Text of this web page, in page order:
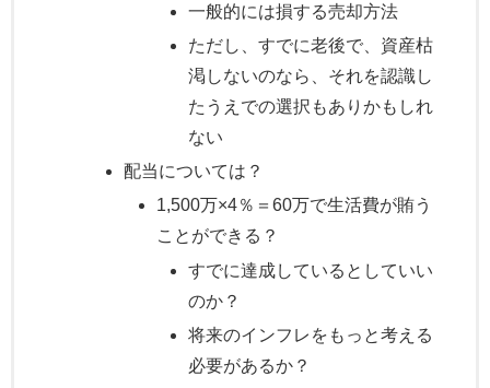
一般的には損する売却方法
ただし、すでに老後で、資産枯
渇しないのなら、それを認識し
たうえでの選択もありかもしれ
ない
配当については？
1,500万×4％＝60万で生活費が賄う
ことができる？
すでに達成しているとしていい
のか？
将来のインフレをもっと考える
必要があるか？